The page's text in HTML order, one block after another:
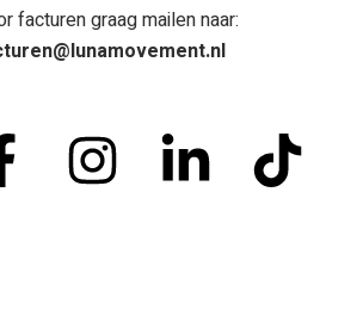
facturen graag mailen naar: